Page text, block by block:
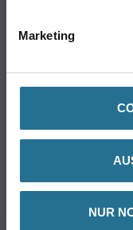
Marketing
NUR
Wand- & Deckenbeläge
Über uns
MPlus